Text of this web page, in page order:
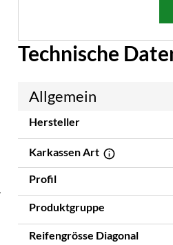
Technische
Allgemein
Hersteller
Karkassen Art
Profil
Produktgruppe
Reifengrösse Diagonal